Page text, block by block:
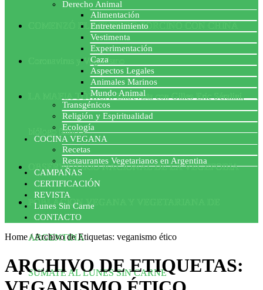
COMENZÓ EL ACUERDO PORCINO CON CHINA
Coronavirus y Veganismo
LA MAFIA TÓXICA: Entrevista con Gilles-Eric Séralini,
biólogo francés
OBSERVATORIO NACIONAL DE LA VEGEFOBIA
POBLACION VEGANA Y VEGETARIANA DE
ARGENTINA
SUMATE AL LUNES SIN CARNE
Derecho Animal
Alimentación
Entretenimiento
Vestimenta
Experimentación
Caza
Aspectos Legales
Animales Marinos
Mundo Animal
Transgénicos
Religión y Espiritualidad
Ecología
COCINA VEGANA
Recetas
Restaurantes Vegetarianos en Argentina
CAMPAÑAS
CERTIFICACIÓN
REVISTA
Lunes Sin Carne
CONTACTO
Home/Archivo de Etiquetas: veganismo ético
ARCHIVO DE ETIQUETAS: